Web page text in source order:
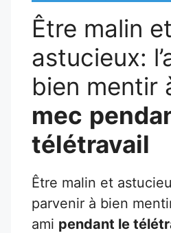
Être malin et
astucieux:
bien mentir
mec
télétravail
Être malin et
parvenir à bien
ami pendant le